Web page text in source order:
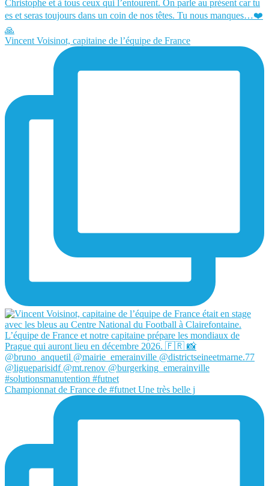
Vincent Voisinot, capitaine de l’équipe de France
Championnat de France de #futnet Une très belle j